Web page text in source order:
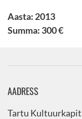
Aasta: 2013
Summa: 300 €
AADRESS
Tartu